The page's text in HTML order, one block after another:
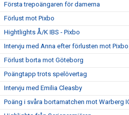
Första trepoängaren för damerna
Förlust mot Pixbo
Hightlights Å/K IBS - Pixbo
Intervju med Anna efter förlusten mot Pixbo
Förlust borta mot Göteborg
Poängtapp trots spelövertag
Intervju med Emilia Cleasby
Poäng i svåra bortamatchen mot Warberg